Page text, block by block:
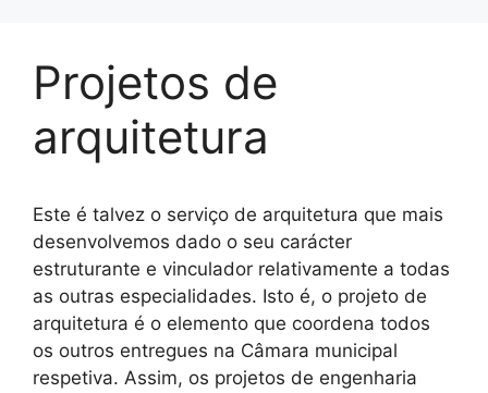
Projetos de
arquitetura
Este é talvez o serviço de arquitetura que mais
desenvolvemos dado o seu carácter
estruturante e vinculador relativamente a todas
as outras especialidades. Isto é, o projeto de
arquitetura é o elemento que coordena todos
os outros entregues na Câmara municipal
respetiva. Assim, os projetos de engenharia